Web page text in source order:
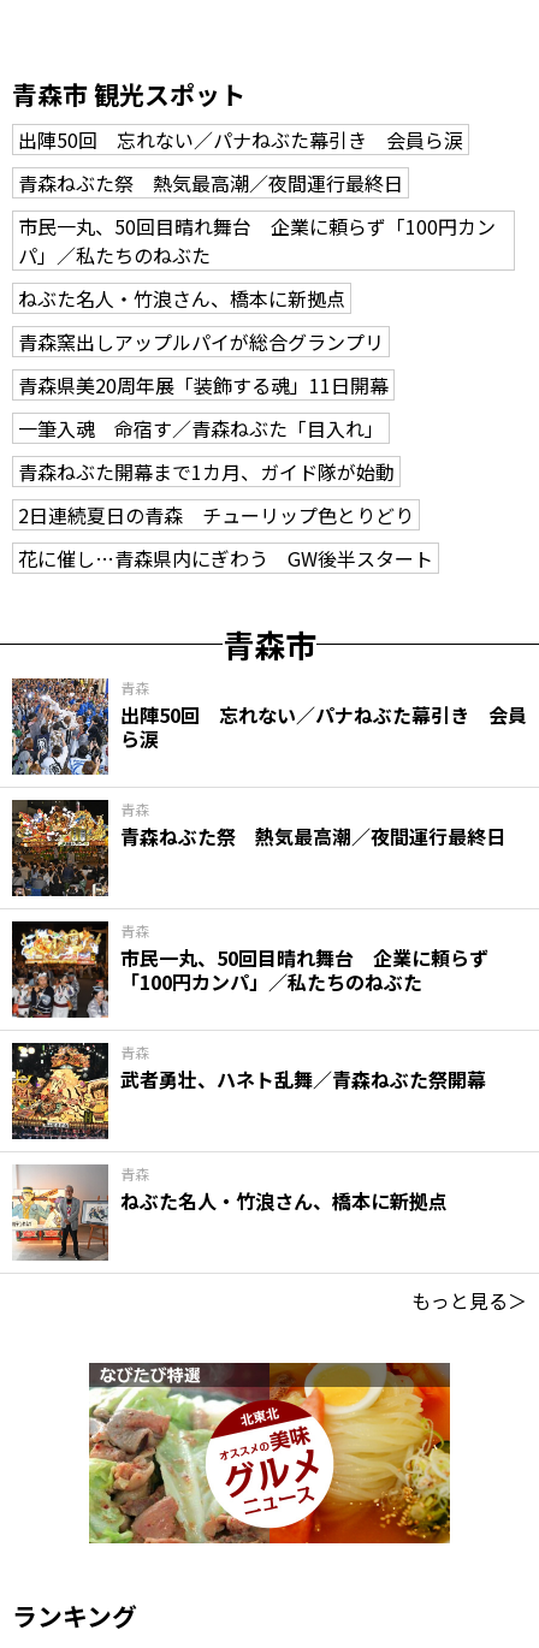
青森市 観光スポット
出陣50回 忘れない／パナねぶた幕引き 会員ら涙
青森ねぶた祭 熱気最高潮／夜間運行最終日
市民一丸、50回目晴れ舞台 企業に頼らず「100円カン
パ」／私たちのねぶた
ねぶた名人・竹浪さん、橋本に新拠点
青森窯出しアップルパイが総合グランプリ
青森県美20周年展「装飾する魂」11日開幕
一筆入魂 命宿す／青森ねぶた「目入れ」
青森ねぶた開幕まで1カ月、ガイド隊が始動
2日連続夏日の青森 チューリップ色とりどり
花に催し…青森県内にぎわう GW後半スタート
青森市
青森
出陣50回 忘れない／パナねぶた幕引き 会員
ら涙
青森
青森ねぶた祭 熱気最高潮／夜間運行最終日
青森
市民一丸、50回目晴れ舞台 企業に頼らず
「100円カンパ」／私たちのねぶた
青森
武者勇壮、ハネト乱舞／青森ねぶた祭開幕
青森
ねぶた名人・竹浪さん、橋本に新拠点
もっと見る＞
ランキング